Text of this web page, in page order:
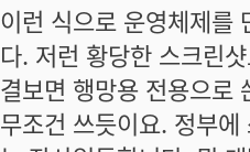
이런 식으로 운영체제를
다. 저런 황당한 스크린
결보면 행망용 전용으로
무조건 쓰듯이요. 정부